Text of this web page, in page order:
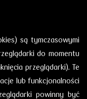
są tymczasowymi
do momentu
przeglądarki). Te
lub funkcjonalności
powinny być